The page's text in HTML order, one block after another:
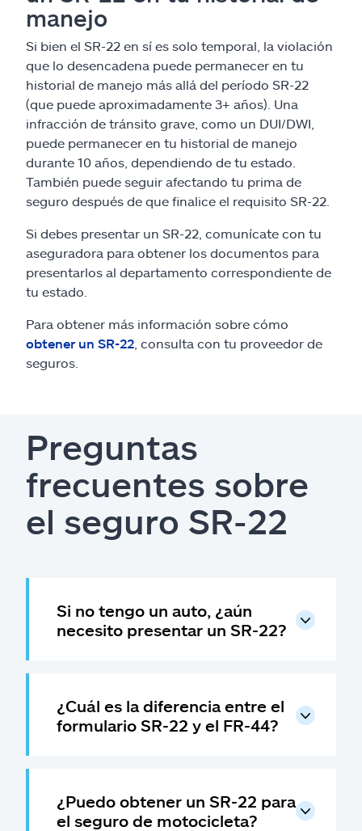
manejo
Si bien el SR-22 en sí es solo temporal, la violación
que lo desencadena puede permanecer en tu
historial de manejo más allá del período SR-22
(que puede aproximadamente 3+ años). Una
infracción de tránsito grave, como un DUI/DWI,
puede permanecer en tu historial de manejo
durante 10 años, dependiendo de tu estado.
También puede seguir afectando tu prima de
seguro después de que finalice el requisito SR-22.
Si debes presentar un SR-22, comunícate con tu
aseguradora para obtener los documentos para
presentarlos al departamento correspondiente de
tu estado.
Para obtener más información sobre cómo
obtener un SR-22 , consulta con tu proveedor de
seguros.
Preguntas
frecuentes sobre
el seguro SR-22
Si no tengo un auto, ¿aún
necesito presentar un SR-22?
¿Cuál es la diferencia entre el
formulario SR-22 y el FR-44?
¿Puedo obtener un SR-22 para
el seguro de motocicleta?